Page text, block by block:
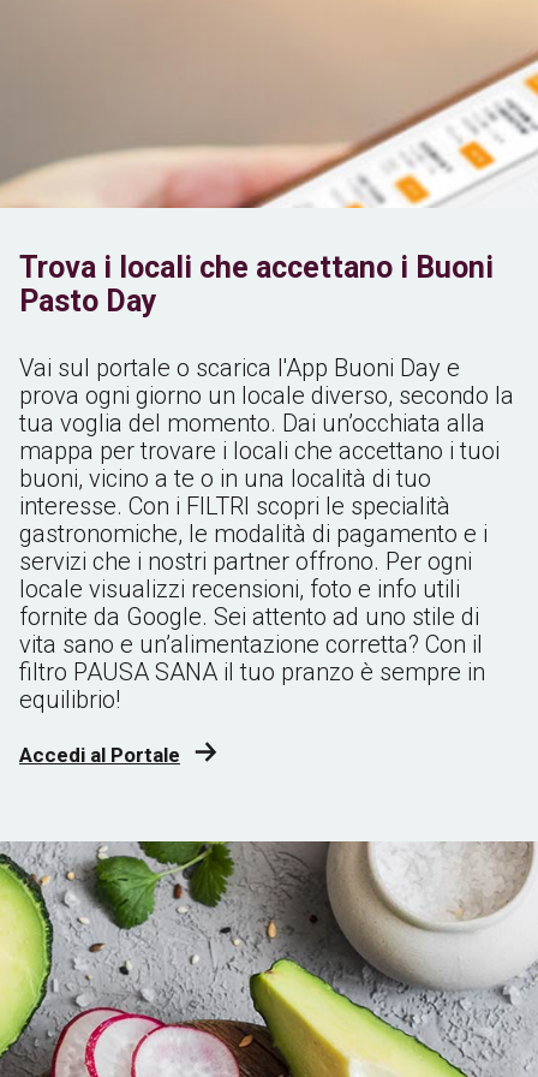
Trova i locali che accettano i Buoni
Pasto Day
Vai sul portale o scarica l'App Buoni Day e
prova ogni giorno un locale diverso, secondo la
tua voglia del momento. Dai un’occhiata alla
mappa per trovare i locali che accettano i tuoi
buoni, vicino a te o in una località di tuo
interesse. Con i FILTRI scopri le specialità
gastronomiche, le modalità di pagamento e i
servizi che i nostri partner offrono. Per ogni
locale visualizzi recensioni, foto e info utili
fornite da Google. Sei attento ad uno stile di
vita sano e un’alimentazione corretta? Con il
filtro PAUSA SANA il tuo pranzo è sempre in
equilibrio!
Accedi al Portale